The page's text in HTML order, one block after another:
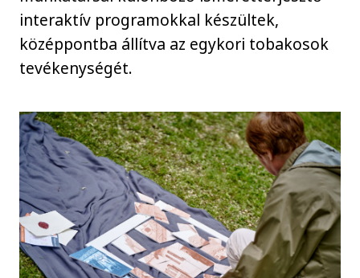
interaktív programokkal készültek,
középpontba állítva az egykori tobakosok
tevékenységét.